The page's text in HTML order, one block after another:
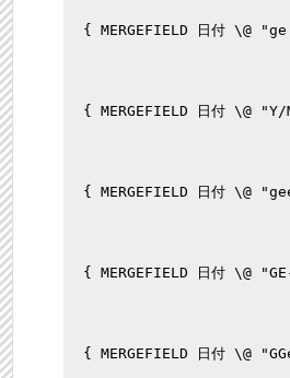
{ MERGEFIELD 日付 \@
{ MERGEFIELD 日付
{ MERGEFIELD 日付 \@
{ MERGEFIELD 日付 \@
{ MERGEFIELD 日付 \@